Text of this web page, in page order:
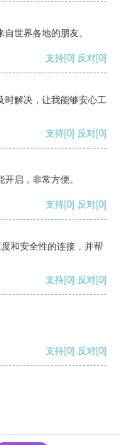
世界各地的朋友。
支持[0] 反对[0]
时解决，让我能够安心工
支持[0] 反对[0]
启，非常方便。
支持[0] 反对[0]
和安全性的连接，并帮
支持[0] 反对[0]
支持[0] 反对[0]